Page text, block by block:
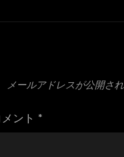
メールアドレスが公開さ
メント *